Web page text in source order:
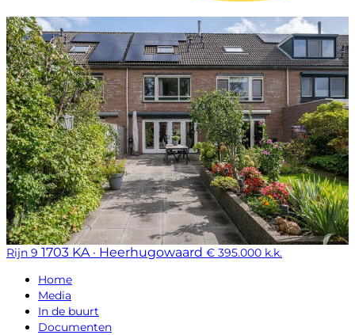
Rijn 9 1703 KA · Heerhugowaard € 395.000 k.k.
Home
Media
In de buurt
Documenten